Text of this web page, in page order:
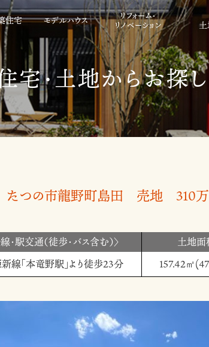
住宅 モデルハウス リフォーム・
リノベーション
宅・土地からお探
たつの市龍野町島田 売地 310
・駅交通（徒歩・バス含む）〉
線「本竜野駅」より徒歩23分
土地面
157.42㎡